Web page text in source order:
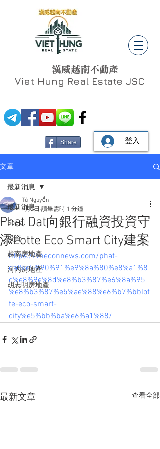
漢威越南不動產
Viet Hung Real Estate JSC
Share 登入
文章
最新消息
Social
投資
越南房地產
河內房地產
胡志明房地產
最新消息
Phat Dat向銀行融資投資守
添Lotte Eco Smart City建案
Tú Nguyễn
7月2日 讀畢需時 1 分鐘
https://vneconnews.com/phat-
dat%e5%90%91%e9%8a%80%e8%a1%8
c%e8%9e%8d%e8%b3%87%e6%8a%95
%e8%b3%87%e5%ae%88%e6%b7%bblot
te-eco-smart-
city%e5%bb%ba%e6%a1%88/
最新文章 查看全部